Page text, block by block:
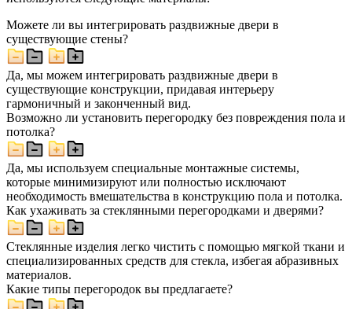
Можете ли вы интегрировать раздвижные двери в
существующие стены?
Да, мы можем интегрировать раздвижные двери в
существующие конструкции, придавая интерьеру
гармоничный и законченный вид.
Возможно ли установить перегородку без повреждения пола и
потолка?
Да, мы используем специальные монтажные системы,
которые минимизируют или полностью исключают
необходимость вмешательства в конструкцию пола и потолка.
Как ухаживать за стеклянными перегородками и дверями?
Стеклянные изделия легко чистить с помощью мягкой ткани и
специализированных средств для стекла, избегая абразивных
материалов.
Какие типы перегородок вы предлагаете?